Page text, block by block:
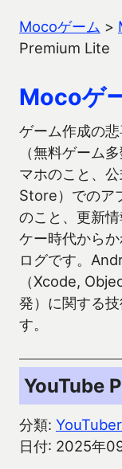
Mocoゲーム >
Premium Lite
Mocoゲ
ゲーム作成の
（無料ゲーム
マホのこと、
Store）でのア
のこと、更新
ケー時代から
ログです。
（Xcode,
発）に関する
す。
YouTube
分類:
日付: 2025年